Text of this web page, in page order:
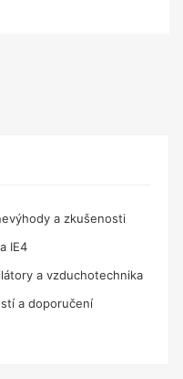
a zkušenosti
IE4
a vzduchotechnika
a doporučení